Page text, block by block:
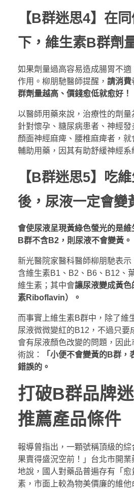
【B群迷思4】在
下，維生素B群劑
如果劑量過高容易造成腸胃不適
作用。柳朋馳醫師提醒， 請消費
群劑量越高、價錢愈低就愈好！
以醫師用藥來說，治療性的劑
針對懷孕、糖尿病患者、神經
顏面神經麻痺、腰椎麻痺者，
輔助用藥，因其有助舒緩神經系
【B群迷思5】吃
後，尿液一定會變
會使尿液呈現黃綠色螢光的是
B群不含B2，則尿液不會變黃。
新光醫院家醫科醫師柳朋馳表
含維生素B1、B2、B6、B12、
維生素；其中會讓尿液變成黃
素Riboflavin）。
而事實上維生素B群中，除了維
尿液微微變紅的B12，不過只要
會有尿液顏色改變的問題，因
術說：
「小便不會變黃的B群
錯誤的。
打破B群品牌
推薦產品條件
報導曾指出，一顆號稱頂級的
果賣得盛況空前！」台北市開
地說，國人對藥品普遍存有「愈
素，市面上較為物美價廉的維